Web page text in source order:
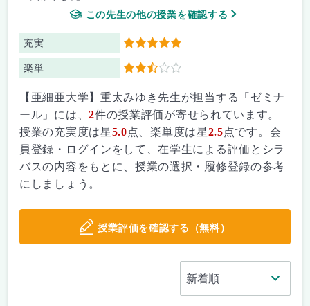
この先生の他の授業を確認する
充実 5
楽単 2.5
【亜細亜大学】重太みゆき先生が担当する「ゼミナ
ール」には、2件の授業評価が寄せられています。
授業の充実度は星5.0点、楽単度は星2.5点です。会
員登録・ログインをして、在学生による評価とシラ
バスの内容をもとに、授業の選択・履修登録の参考
にしましょう。
授業評価を確認する（無料）